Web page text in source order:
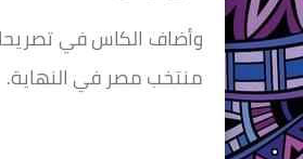
وأضاف الكاس في
منتخب مصر في النهاية.